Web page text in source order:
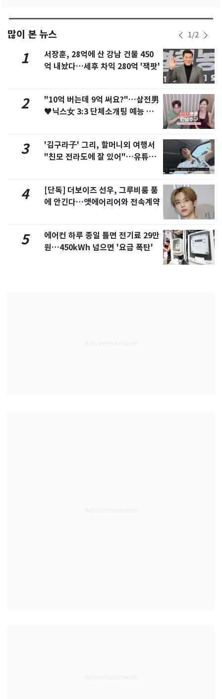
많이 본 뉴스 1/2
1
서장훈, 28억에 산 강남 건물 450
억 내놨다…세후 차익 280억 '잭팟'
2
"10억 버는데 9억 써요?"…삼전男
♥닉스女 3:3 단체소개팅 예능 화
3
'김구라子' 그리, 할머니외 여행서
"친모 전라도에 잘 있어"…유튜브
4
[단독] 더보이즈 선우, 그루비룸 품
에 안긴다…앳에어리어와 전속계약
5
에어컨 하루 종일 틀면 전기료 29만
원…450kWh 넘으면 '요금 폭탄'